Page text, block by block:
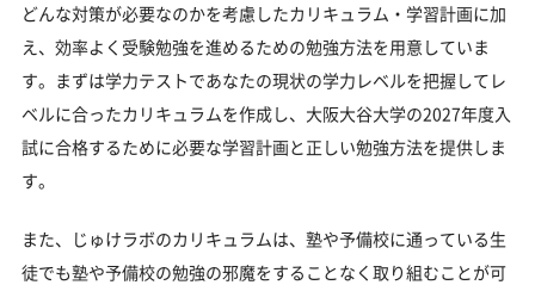
どんな対策が必要なのかを考慮したカリキュラム・学習計画に加
え、効率よく受験勉強を進めるための勉強方法を用意していま
す。まずは学力テストであなたの現状の学力レベルを把握してレ
ベルに合ったカリキュラムを作成し、大阪大谷大学の2027年度入
試に合格するために必要な学習計画と正しい勉強方法を提供しま
す。
また、じゅけラボのカリキュラムは、塾や予備校に通っている生
徒でも塾や予備校の勉強の邪魔をすることなく取り組むことが可